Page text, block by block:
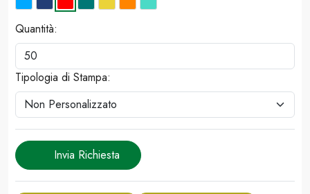
Quantità:
Tipologia di Stampa:
Invia Richiesta